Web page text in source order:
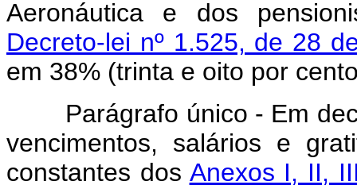
Aeronáutica e dos
Decreto-lei nº 1.525, de 28
em 38% (trinta e oito por
Parágrafo único - Em
vencimentos, salários e
constantes dos Anexos I, II,